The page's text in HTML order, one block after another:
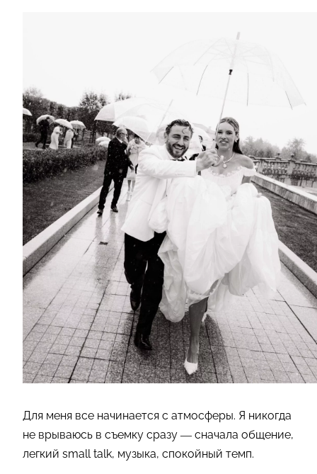
Для меня все начинается с атмосферы. Я никогда
не врываюсь в съемку сразу — сначала общение,
легкий small talk, музыка, спокойный темп.